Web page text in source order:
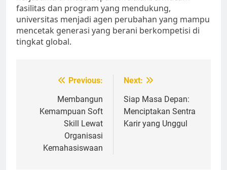
fasilitas dan program yang mendukung,
universitas menjadi agen perubahan yang mampu
mencetak generasi yang berani berkompetisi di
tingkat global.
navigation
Previous:
Membangun
Kemampuan Soft
Skill Lewat
Organisasi
Kemahasiswaan
Next:
Siap Masa Depan:
Menciptakan Sentra
Karir yang Unggul